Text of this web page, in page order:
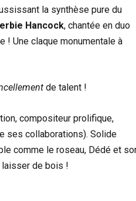
la synthèse pure du
Hancock, chantée en duo
! Une claque monumentale à
de talent !
compositeur prolifique,
ses collaborations). Solide
comme le roseau, Dédé et
laisser de bois !